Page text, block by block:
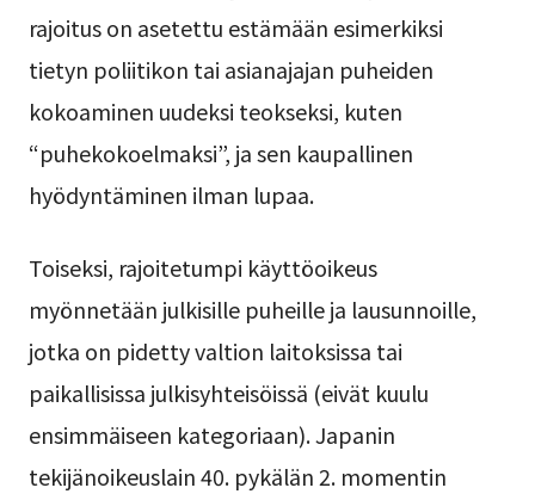
rajoitus on asetettu estämään esimerkiksi
tietyn poliitikon tai asianajajan puheiden
kokoaminen uudeksi teokseksi, kuten
“puhekokoelmaksi”, ja sen kaupallinen
hyödyntäminen ilman lupaa.
Toiseksi, rajoitetumpi käyttöoikeus
myönnetään julkisille puheille ja lausunnoille,
jotka on pidetty valtion laitoksissa tai
paikallisissa julkisyhteisöissä (eivät kuulu
ensimmäiseen kategoriaan). Japanin
tekijänoikeuslain 40. pykälän 2. momentin